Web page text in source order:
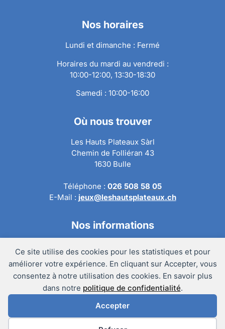
Ce site utilise des cookies pour les statistiques et pour
améliorer votre expérience. En cliquant sur Accepter, vous
consentez à notre utilisation des cookies. En savoir plus
dans notre politique de confidentialité.
Accepter
Nos horaires
Lundi et dimanche : Fermé
Horaires du mardi au vendredi :
10:00-12:00, 13:30-18:30
Samedi : 10:00-16:00
Où nous trouver
Les Hauts Plateaux Sàrl
Chemin de Folliéran 43
1630 Bulle
Téléphone : 026 508 58 05
E-Mail : jeux@leshautsplateaux.ch
Nos informations
Politique de confidentialité
Politique de retour
Mentions légales
@Copyright 2024 – Les Hauts Plateaux Sàrl